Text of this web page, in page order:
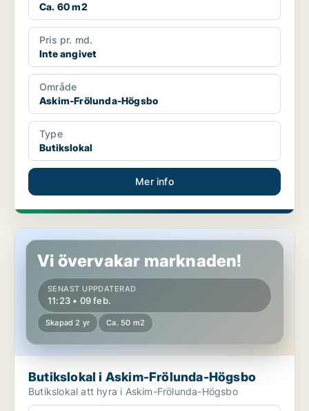
Ca. 60 m2
Pris pr. md.
Inte angivet
Område
Askim-Frölunda-Högsbo
Type
Butikslokal
Mer info
Butikslokal i Askim-Frölunda-Högsbo
Vi övervakar marknaden!
SENAST UPPDATERAD
11:23 • 09 feb.
Skapad 2 yr Ca. 50 m2
Butikslokal i Askim-Frölunda-Högsbo
Butikslokal att hyra i Askim-Frölunda-Högsbo